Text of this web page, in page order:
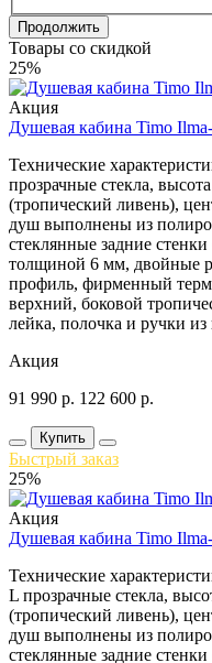
Продолжить
Товары со скидкой
25%
Акция
Душевая кабина Timo
Технические
прозрачные стекла,
(тропический ливень),
душ выполнены из
стеклянные задние
толщиной 6 мм, двойные
профиль, фирменный
верхний, боковой
лейка, полочка и ручки
Акция
91 990 р. 122 600 р.
Купить
Быстрый заказ
25%
Акция
Душевая кабина Timo
Технические
L прозрачные стекла,
(тропический ливень),
душ выполнены из
стеклянные задние